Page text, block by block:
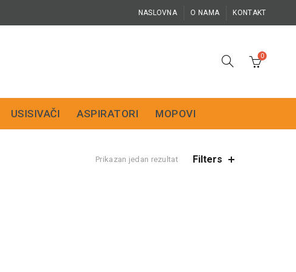
NASLOVNA O NAMA KONTAKT
0
USISIVAČI ASPIRATORI MOPOVI
Prikazan jedan rezultat Filters